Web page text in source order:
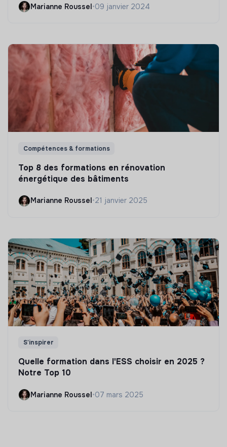
Marianne Roussel•09 janvier 2024
Compétences & formations
Top 8 des formations en rénovation
énergétique des bâtiments
Marianne Roussel•21 janvier 2025
S'inspirer
Quelle formation dans l'ESS choisir en 2025 ?
Notre Top 10
Marianne Roussel•07 mars 2025